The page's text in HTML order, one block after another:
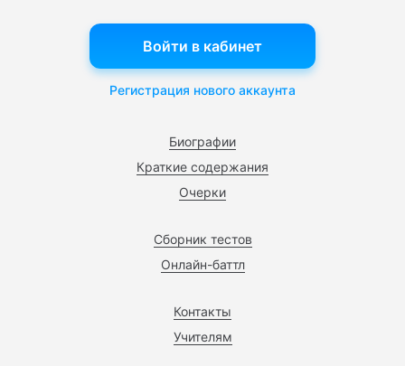
Биографии
Краткие содержания
Очерки
Сборник тестов
Онлайн-баттл
Контакты
Учителям
Войти в кабинет
Регистрация нового аккаунта